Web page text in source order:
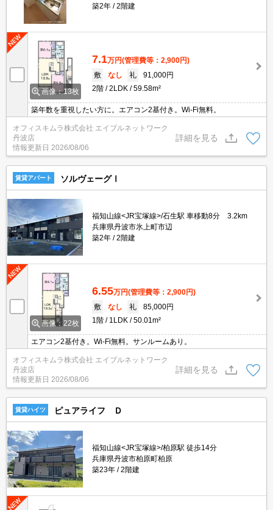
築2年
2階建
画像：13枚
7.1万円(管理費等：2,900円)
敷
なし 礼
91,000円
2階
2LDK 59.58m²
築年数を重視したい方に。エアコン2基付き。Wi-Fi無料。
オフィスキムラ株式会社 エイブルネットワーク
丹波店
情報更新日 2026/08/06
詳細を見る
賃貸アパート ソルヴェーグⅠ
福知山線<JR宝塚線>/石生駅 車移動8分 3.2km
兵庫県丹波市氷上町市辺
築2年
2階建
画像：22枚
6.55万円(管理費等：2,900円)
敷
なし 礼
85,000円
1階
1LDK 50.01m²
エアコン2基付き。Wi-Fi無料。サンルームあり。
オフィスキムラ株式会社 エイブルネットワーク
丹波店
情報更新日 2026/08/06
詳細を見る
賃貸ハイツ ピュアライフ Ｄ
福知山線<JR宝塚線>/柏原駅 徒歩14分
兵庫県丹波市柏原町柏原
築23年
2階建